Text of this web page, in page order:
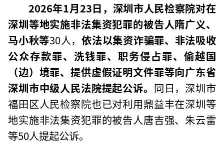
2026年1月23日，深圳市人民检察院对在
深圳等地实施非法集资犯罪的被告人隋广义、
马小秋等30人，依法以集资诈骗罪、非法吸收
公众存款罪、洗钱罪、职务侵占罪、偷越国
（边）境罪、提供虚假证明文件罪等向广东省
深圳市中级人民法院提起公诉。 同日，深圳市
福田区人民检察院也已对利用鼎益丰在深圳等
地实施非法集资犯罪的被告人唐吉强、朱云雷
等50人提起公诉。